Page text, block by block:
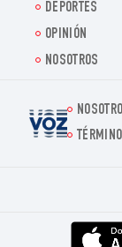
DEPORTES
OPINIÓN
NOSOTROS
Voz.us